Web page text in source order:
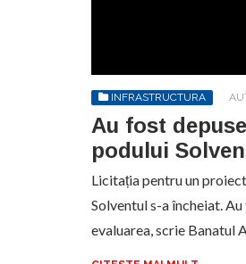
INFRASTRUCTURA
Au fost
podului
Licitația pentru un
Solventul s-a încheiat.
evaluarea, scrie Banatul